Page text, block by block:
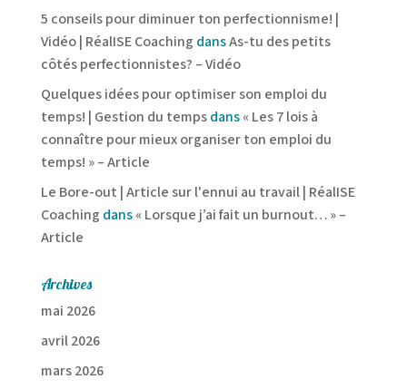
5 conseils pour diminuer ton perfectionnisme! |
Vidéo | RéalISE Coaching dansAs-tu des petits
côtés perfectionnistes? – Vidéo
Quelques idées pour optimiser son emploi du
temps! | Gestion du tempsdans« Les 7 lois à
connaître pour mieux organiser ton emploi du
temps! » – Article
Le Bore-out | Article sur l'ennui au travail | RéalISE
Coaching dans« Lorsque j’ai fait un burnout… » –
Article
Archives
mai 2026
avril 2026
mars 2026